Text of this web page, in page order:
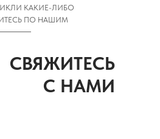
КАКИЕ-ЛИБО
ПО НАШИМ
СВЯЖИТЕСЬ
С НАМИ